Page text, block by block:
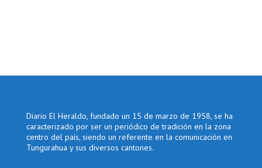
Diario El Heraldo, fundado un 15 de marzo de 1958, se ha
caracterizado por ser un periódico de tradición en la zona
centro del país, siendo un referente en la comunicación en
Tungurahua y sus diversos cantones.